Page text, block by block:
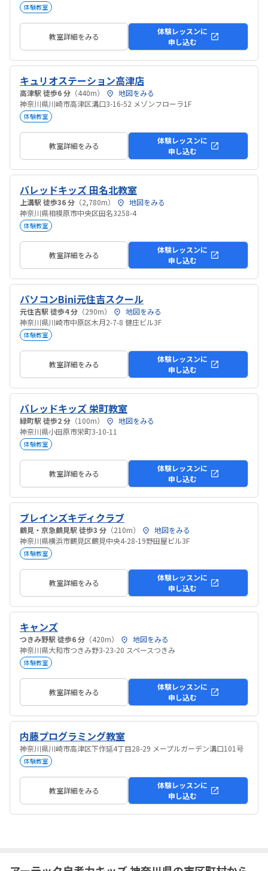
体験教室
教室詳細をみる
体験レッスンに
申し込む
キュリオステーション高津店
高津駅 徒歩6 分 （440m）
地図をみる
神奈川県川崎市高津区溝口3-16-52 メゾンフローラ1F
体験教室
教室詳細をみる
体験レッスンに
申し込む
バレッドキッズ 田名北教室
上溝駅 徒歩36 分 （2,780m）
地図をみる
神奈川県相模原市中央区田名3258-4
体験教室
教室詳細をみる
体験レッスンに
申し込む
パソコンBini元住吉スクール
元住吉駅 徒歩4 分 （290m）
地図をみる
神奈川県川崎市中原区木月2-7-8 健庄ビル3F
体験教室
教室詳細をみる
体験レッスンに
申し込む
バレッドキッズ 栄町教室
緑町駅 徒歩2 分 （100m）
地図をみる
神奈川県小田原市栄町3-10-11
体験教室
教室詳細をみる
体験レッスンに
申し込む
ブレインズキディクラブ
鶴見・京急鶴見駅 徒歩3 分 （210m）
地図をみる
神奈川県横浜市鶴見区鶴見中央4-28-19野田屋ビル3F
体験教室
教室詳細をみる
体験レッスンに
申し込む
キャンズ
つきみ野駅 徒歩6 分 （420m）
地図をみる
神奈川県大和市つきみ野3-23-20 スペースつきみ
体験教室
教室詳細をみる
体験レッスンに
申し込む
内藤プログラミング教室
神奈川県川崎市高津区下作延4丁目28-29 メープルガーデン溝口101号
体験教室
教室詳細をみる
体験レッスンに
申し込む